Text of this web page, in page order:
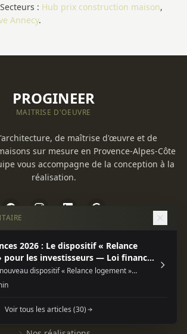
: Hub prix construction maison,
Annecy.
PROGINEER
MAITRISE D'OEUVRE
de maîtrise d'œuvre et de
sur mesure en Provence-Alpes-Côte
vous accompagne de la conception à la
réalisation.
Navigation
Accueil
Nos prestations
2026 : Le dispositif « Relance
pour les investisseurs — Loi finances
relancedispositif « Relance logement »
Loi de Finances 2026, une opportunité fiscale
locatif neuf ou rénové.
Voir tous les articles (30)